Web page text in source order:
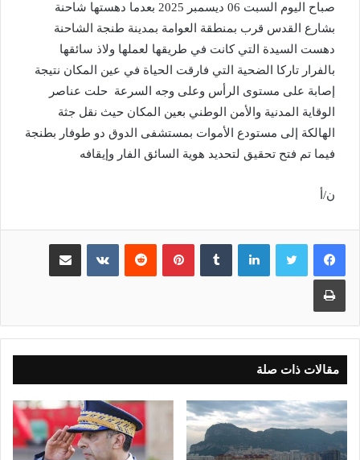
صباح اليوم السبت 06 ديسمبر 2025 بعدما دهستها شاحنة
بشارع القدس قرب بمنطقة العوامة بمدينة طنجة الشاحنة
دهست السيدة التي كانت في طريقها لعملها ولاذ سائقها
بالفرار تاركا الضحية التي فارقت الحياة في عين المكان نتيجة
إصابة على مستوى الرأس وعلى وجه السرعة حلت عناصر
الوقاية المدنية والأمن الوطني بعين المكان حيث نقل جثة
الهالكة إلى مستودع الأموات بمستشفى الدوق دو طوفار بطنجة
فيما تم فتح تحقيق لتحديد هوية السائق الفار وإيقافه
ن/أ
لينكدإن بينتيريست مشاركة عبر البريد
طباعة
مقالات ذات صلة